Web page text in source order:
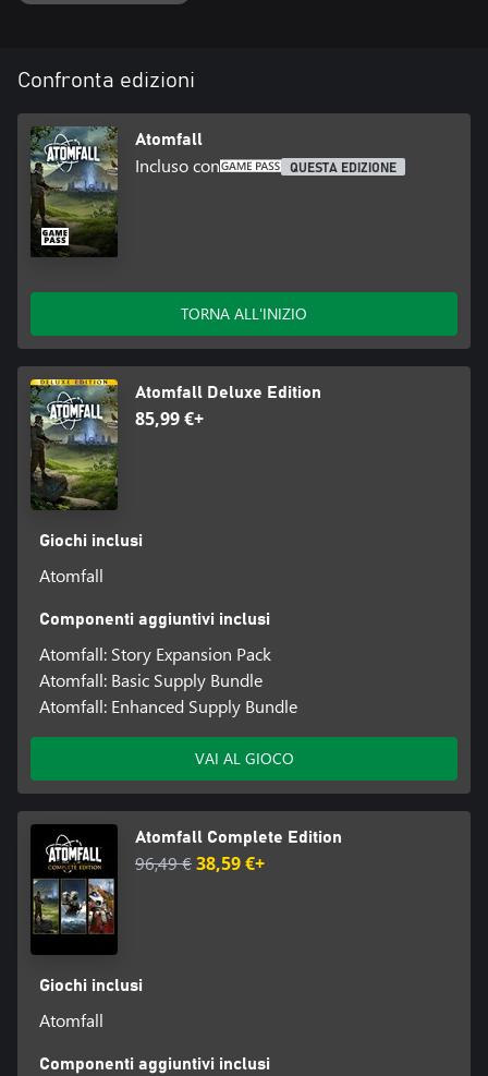
Confronta edizioni
Atomfall
Incluso con QUESTA EDIZIONE
TORNA ALL'INIZIO
Atomfall Deluxe Edition
85,99 €+
Giochi inclusi
Atomfall
Componenti aggiuntivi inclusi
Atomfall: Story Expansion Pack
Atomfall: Basic Supply Bundle
Atomfall: Enhanced Supply Bundle
VAI AL GIOCO
Atomfall Complete Edition
96,49 €38,59 €+
Giochi inclusi
Atomfall
Componenti aggiuntivi inclusi